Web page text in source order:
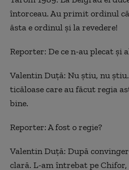
întorceau. Au primit ordinul
ăsta e ordinul și la revedere!
Reporter: De ce n-au plecat și
Valentin Duță: Nu știu, nu
ticăloase care au făcut regia
bine.
Reporter:A fost o regie?
Valentin Duță: După
clară. L-am întrebat pe